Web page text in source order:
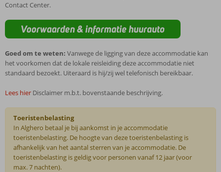
Contact Center.
Voorwaarden & informatie huurauto
Goed om te weten: Vanwege de ligging van deze accommodatie kan
het voorkomen dat de lokale reisleiding deze accommodatie niet
standaard bezoekt. Uiteraard is hij/zij wel telefonisch bereikbaar.
Lees hier Disclaimer m.b.t. bovenstaande beschrijving.
Toeristenbelasting
In Alghero betaal je bij aankomst in je accommodatie
toeristenbelasting. De hoogte van deze toeristenbelasting is
afhankelijk van het aantal sterren van je accommodatie. De
toeristenbelasting is geldig voor personen vanaf 12 jaar (voor
max. 7 nachten).